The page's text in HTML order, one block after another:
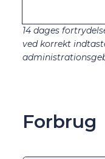
14 dages
ved korrekt
Forbrug